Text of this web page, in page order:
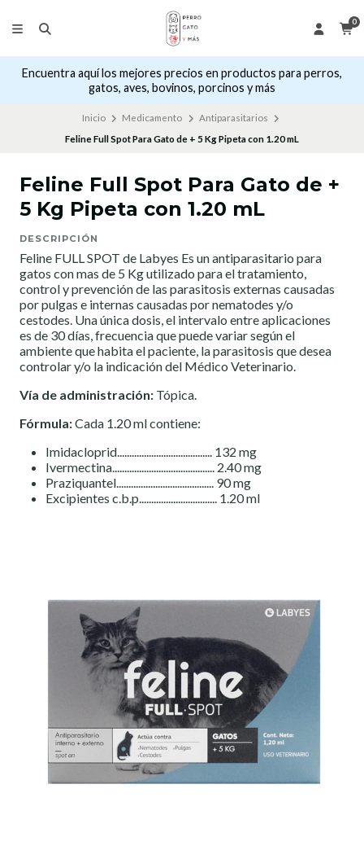
0
Encuentra aquí los mejores precios en productos para perros,
gatos, aves, bovinos, porcinos y más
Inicio Medicamento
Antiparasitarios
Feline Full Spot Para Gato de + 5 Kg Pipeta con 1.20 mL
Feline Full Spot Para Gato de +
5 Kg Pipeta con 1.20 mL
DESCRIPCIÓN
Feline FULL SPOT de Labyes Es un antiparasitario para
gatos con mas de 5 Kg utilizado parael tratamiento,
control y prevención de las parasitosis externas causadas
por pulgas e internas causadas por nematodes y/o
cestodes. Una única dosis, el intervalo entre aplicaciones
es de 30 días, frecuencia que puede variar según el
ambiente que habita el paciente, la parasitosis que desea
controlar y/o la indicación del Médico Veterinario.
Vía de administración: Tópica.
Fórmula:Cada 1.20 ml contiene:
Imidacloprid....................................... 132 mg
Ivermectina.......................................... 2.40 mg
Praziquantel........................................ 90 mg
Excipientes c.b.p................................ 1.20 ml